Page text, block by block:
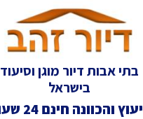
לתוכן
בתי אבות דיור מוגן וסיעוד
בישראל
יעוץ והכוונה חינם 24 שעות